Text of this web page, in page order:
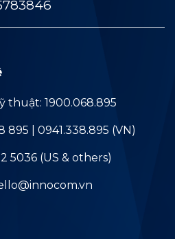
thuật: 1900.068.895
895 | 0941.338.895 (VN)
5036 (US & others)